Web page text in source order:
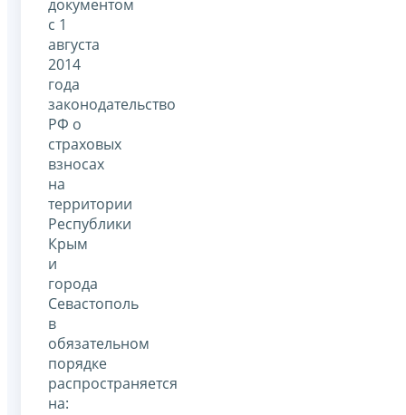
документом
с 1
августа
2014
года
законодательство
РФ о
страховых
взносах
на
территории
Республики
Крым
и
города
Севастополь
в
обязательном
порядке
распространяется
на: